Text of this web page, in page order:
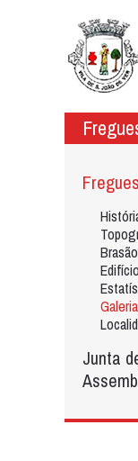
Brasão
Junta